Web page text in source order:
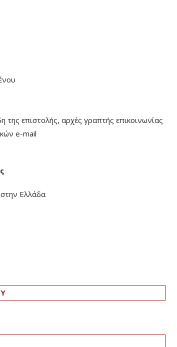
επιστολής, αρχές γραπτής επικοινωνίας
e-mail
Ελλάδα